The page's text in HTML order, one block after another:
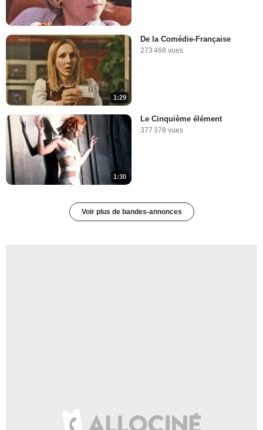
1:29
De la Comédie-Française
273 468 vues
1:30
Le Cinquième élément
377 378 vues
Voir plus de bandes-annonces